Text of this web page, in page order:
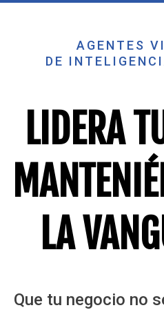
AGENTES
DE
LIDERA
LA
Que tu negocio no